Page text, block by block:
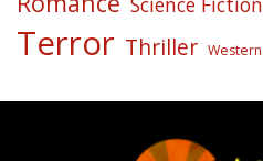
Terror Thriller Western